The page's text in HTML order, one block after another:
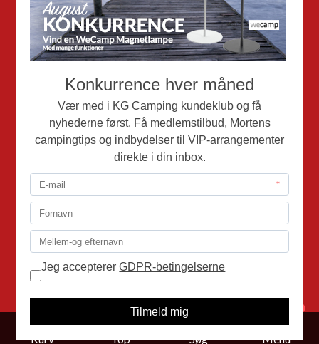
Brugte Campingvogne
Brugte Autocampere og Vans
Webshop
Mortens Campingtips
KG Camping Kundeklub
Nyheder
Adria
Adria Autocampere
Eriba
Fendt
Hobby
Randger Van
Kurv Top Søg Menu